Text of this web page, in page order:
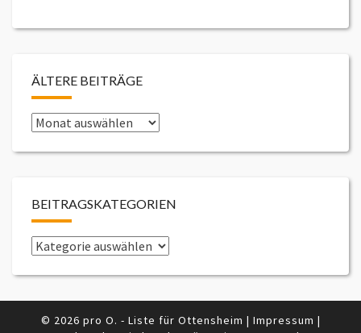
ÄLTERE BEITRÄGE
Ältere
BEITRAGSKATEGORIEN
Beitragskategorien
© 2026 pro O. - Liste für Ottensheim | Impressum |